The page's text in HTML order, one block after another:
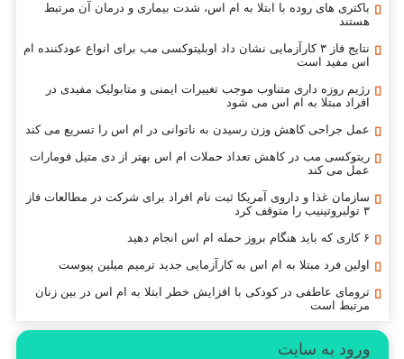
باکتری های روده با ابتلا به ام اس، شدت بیماری و درمان آن مرتبط
هستند
نتایج فاز ۳ کارآزمایی نشان داد اوبلیتوکسی مب برای انواع عودکننده ام
اس مفید است
رژیم روزه داری متناوب موجب تغییرات ایمنی و متابولیک مفیدی در
افراد مبتلا به ام اس می شود
عمل جراحی کاهش وزن رسیدن به ناتوانی در ام اس را تسریع می کند
ریتوکسی مب در کاهش تعداد حملات ام اس بهتر از دی متیل فومارات
عمل می کند
سازمان غذا و داروی آمریکا ثبت نام افراد برای شرکت در مطالعات فاز
اولین فرد مبتلا به ام اس به کارآزمایی جدید ترمیم میلین پیوست
ترومای عاطفی در کودکی با افزایش خطر ابتلا به ام اس در بین زنان
مرتبط است
ورود به سایت